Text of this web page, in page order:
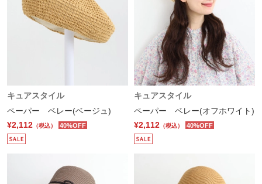
キュアスタイル
ペーパー ベレー(ベージュ)
¥2,112 （税込） 40%OFF
キュアスタイル
ペーパー ベレー(オフホワイト)
¥2,112 （税込） 40%OFF